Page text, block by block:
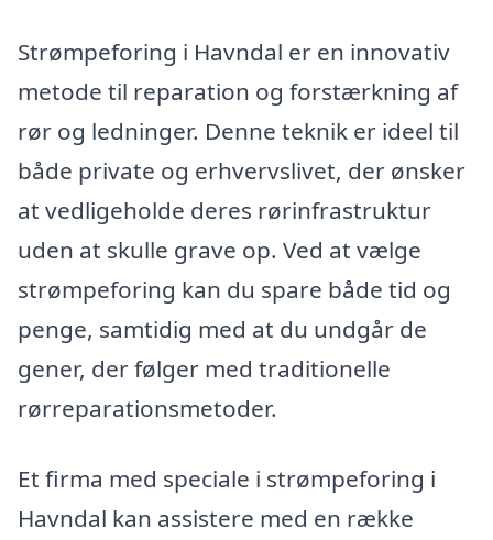
Strømpeforing i Havndal er en innovativ
metode til reparation og forstærkning af
rør og ledninger. Denne teknik er ideel til
både private og erhvervslivet, der ønsker
at vedligeholde deres rørinfrastruktur
uden at skulle grave op. Ved at vælge
strømpeforing kan du spare både tid og
penge, samtidig med at du undgår de
gener, der følger med traditionelle
rørreparationsmetoder.
Et firma med speciale i strømpeforing i
Havndal kan assistere med en række